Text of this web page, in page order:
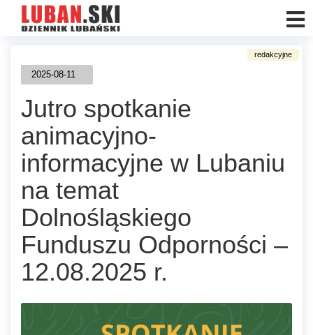
2025-08-11
Jutro spotkanie
animacyjno-
informacyjne w Lubaniu
na temat
Dolnośląskiego
Funduszu Odporności –
12.08.2025 r.